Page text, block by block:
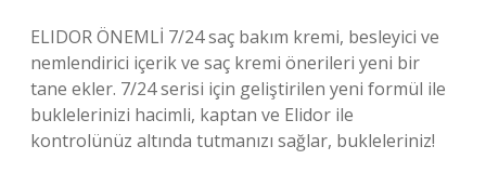
ELIDOR ÖNEMLİ 7/24 saç bakım kremi, besleyici ve
nemlendirici içerik ve saç kremi önerileri yeni bir
tane ekler. 7/24 serisi için geliştirilen yeni formül ile
buklelerinizi hacimli, kaptan ve Elidor ile
kontrolünüz altında tutmanızı sağlar, bukleleriniz!